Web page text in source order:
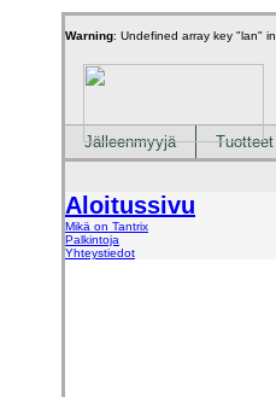
Warning: Undefined array key "lan" in
Jälleenmyyjä Tuotteet
Aloitussivu
Mikä on Tantrix
Palkintoja
Yhteystiedot